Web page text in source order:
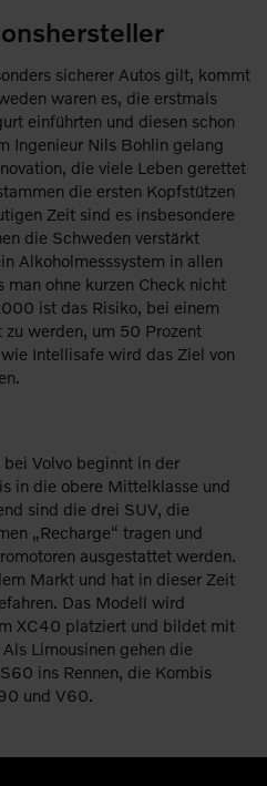
sicherer Autos gilt, kommt
waren es, die erstmals
einführten und diesen schon
Ingenieur Nils Bohlin gelang
die viele Leben gerettet
die ersten Kopfstützen
Zeit sind es insbesondere
die Schweden verstärkt
Alkoholmesssystem in allen
man ohne kurzen Check nicht
ist das Risiko, bei einem
werden, um 50 Prozent
Intellisafe wird das Ziel von
Volvo beginnt in der
in die obere Mittelklasse und
sind die drei SUV, die
„Recharge“ tragen und
ausgestattet werden.
Markt und hat in dieser Zeit
Das Modell wird
XC40 platziert und bildet mit
Limousinen gehen die
ins Rennen, die Kombis
und V60.